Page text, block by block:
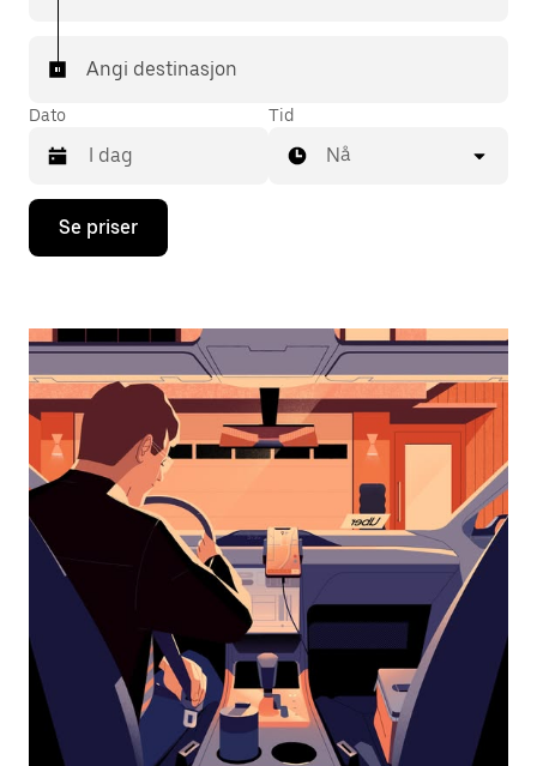
Angi destinasjon
Dato
Trykk
piltast
åpne
og
velge
dato.
Trykk
på
Esc-
knappen
kalenderen.
Tid
Nå
Se priser